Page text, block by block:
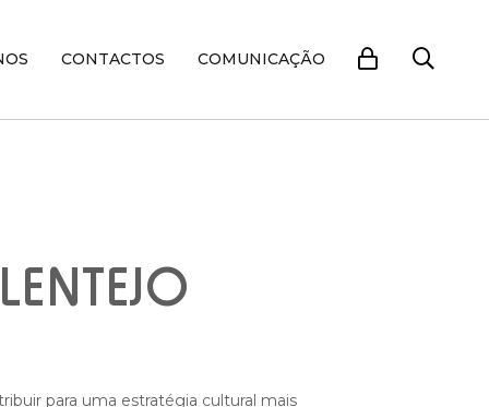
CONTACTOS COMUNICAÇÃO
para uma estratégia cultural mais